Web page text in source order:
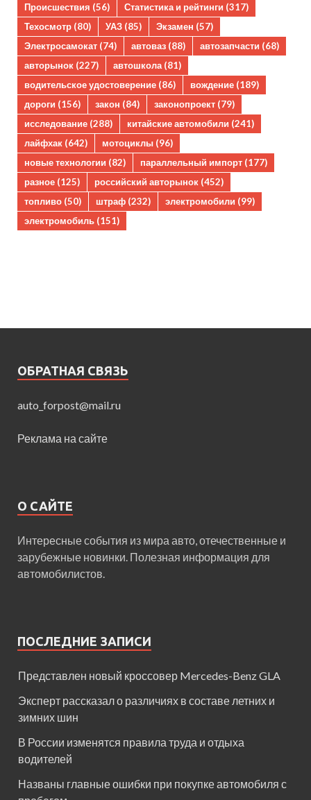
Происшествия (56) Статистика и рейтинги (317)
Техосмотр (80) УАЗ (85) Экзамен (57)
Электросамокат (74) автоваз (88) автозапчасти (68)
авторынок (227) автошкола(81)
водительское удостоверение (86) вождение (189)
дороги (156) закон (84) законопроект (79)
исследование (288) китайские автомобили (241)
лайфхак (642) мотоциклы (96)
новые технологии (82) параллельный импорт (177)
разное (125) российский авторынок (452)
топливо (50) штраф (232) электромобили (99)
электромобиль (151)
ОБРАТНАЯ СВЯЗЬ
auto_forpost@mail.ru
Реклама на сайте
О САЙТЕ
Интересные события из мира авто, отечественные и
зарубежные новинки. Полезная информация для
автомобилистов.
ПОСЛЕДНИЕ ЗАПИСИ
Представлен новый кроссовер Mercedes-Benz GLA
Эксперт рассказал о различиях в составе летних и
зимних шин
В России изменятся правила труда и отдыха
водителей
Названы главные ошибки при покупке автомобиля с